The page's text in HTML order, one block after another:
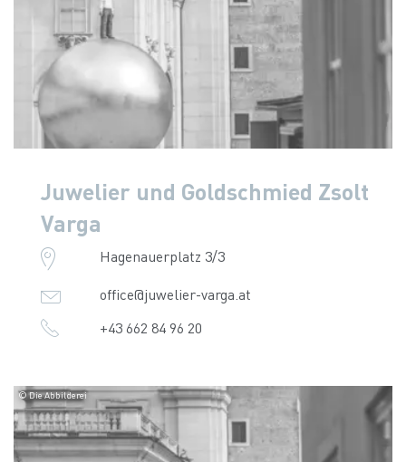
Juwelier und Goldschmied Zsolt
Varga
Hagenauerplatz 3/3
office@juwelier-varga.at
+43 662 84 96 20
© Die Abbilderei